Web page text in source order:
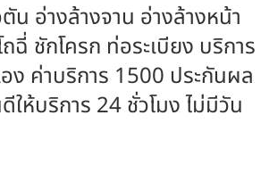
น อ่างล้างจาน อ่างล้างหน้า
ฉี่ ชักโครก ท่อระเบียง บริการ
อง ค่าบริการ 1500 ประกันผล
ห้บริการ 24 ชั่วโมง ไม่มีวัน